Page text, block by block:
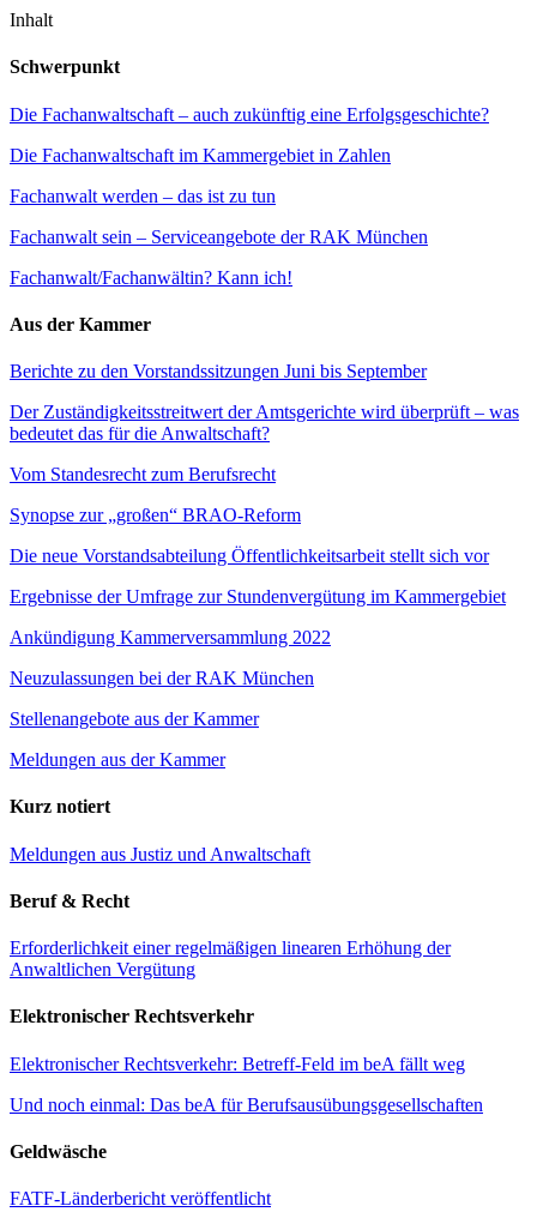
Inhalt
Schwerpunkt
Die Fachanwaltschaft – auch zukünftig eine Erfolgsgeschichte?
Die Fachanwaltschaft im Kammergebiet in Zahlen
Fachanwalt werden – das ist zu tun
Fachanwalt sein – Serviceangebote der RAK München
Fachanwalt/Fachanwältin? Kann ich!
Aus der Kammer
Berichte zu den Vorstandssitzungen Juni bis September
Der Zuständigkeitsstreitwert der Amtsgerichte wird überprüft – was
bedeutet das für die Anwaltschaft?
Vom Standesrecht zum Berufsrecht
Synopse zur „großen“ BRAO-Reform
Die neue Vorstandsabteilung Öffentlichkeitsarbeit stellt sich vor
Ergebnisse der Umfrage zur Stundenvergütung im Kammergebiet
Ankündigung Kammerversammlung 2022
Neuzulassungen bei der RAK München
Stellenangebote aus der Kammer
Meldungen aus der Kammer
Kurz notiert
Meldungen aus Justiz und Anwaltschaft
Beruf & Recht
Erforderlichkeit einer regelmäßigen linearen Erhöhung der
Anwaltlichen Vergütung
Elektronischer Rechtsverkehr
Elektronischer Rechtsverkehr: Betreff-Feld im beA fällt weg
Und noch einmal: Das beA für Berufsausübungsgesellschaften
Geldwäsche
FATF-Länderbericht veröffentlicht